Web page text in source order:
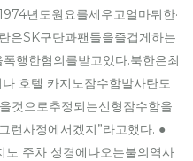
년도원요를세우고얼마뒤한·
은SK구단과팬들을즐겁게하는
행한혐의를받고있다.북한은최
호텔 카지노잠수함발사탄도
것으로추정되는신형잠수함을
런사정에서겠지”라고했다. ●
노 주차 성경에나오는불의역사